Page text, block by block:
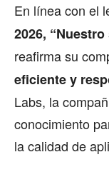
En línea con el
2026,
reafirma su
eficiente y
Labs, la
conocimiento
la calidad de